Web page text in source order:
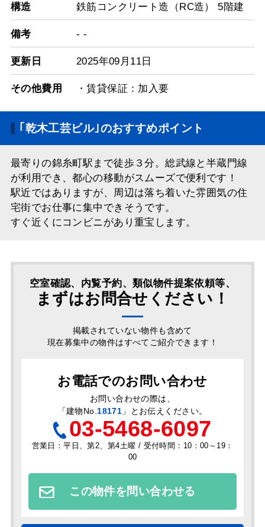
構造 鉄筋コンクリート造（RC造） 5階建
備考 - -
更新日 2025年09月11日
その他費用 ・賃貸保証：加入要
｢乾木工芸ビル｣のおすすめポイント
最寄りの錦糸町駅まで徒歩３分。総武線と半蔵門線
が利用でき、都心の移動がスムーズで便利です！
駅近ではありますが、周辺は落ち着いた雰囲気の住
宅街でお仕事に集中できそうです。
すぐ近くにコンビニがあり重宝します。
空室確認、内覧予約、類似物件提案依頼等、
まずはお問合せください！
掲載されていない物件も含めて
現在募集中の物件はすべてご紹介できます！
お電話でのお問い合わせ
お問い合わせの際は、
「建物No. 18171 」とお伝えください。
03-5468-6097
営業日：平日、第2、第4土曜 / 受付時間：10：00～19：
00
この物件を問い合わせる